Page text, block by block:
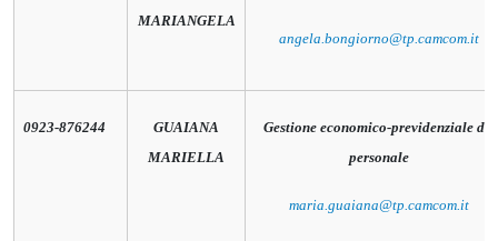
MARIANGELA
angela.bongiorno@tp.camcom.it
0923-876244
GUAIANA
MARIELLA
Gestione economico-previdenziale del
personale
maria.guaiana@tp.camcom.it